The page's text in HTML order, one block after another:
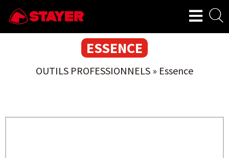
ESSENCE
OUTILS PROFESSIONNELS » Essence